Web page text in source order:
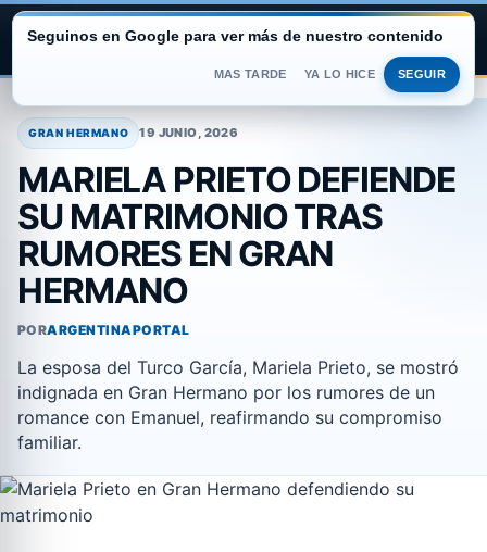
contenido
ARGENTINA PORTAL
GRAN HERMANO 19 JUNIO, 2026
MARIELA PRIETO DEFIENDE
SU MATRIMONIO TRAS
RUMORES EN GRAN
HERMANO
PORARGENTINAPORTAL
La esposa del Turco García, Mariela Prieto, se mostró
indignada en Gran Hermano por los rumores de un
romance con Emanuel, reafirmando su compromiso
familiar.
Seguinos en Google para ver más de nuestro contenido
MAS TARDE YA LO HICE SEGUIR